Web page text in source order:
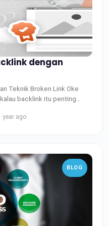
dengan
Teknik Broken Link Oke
backlink itu penting
year ago
BLOG